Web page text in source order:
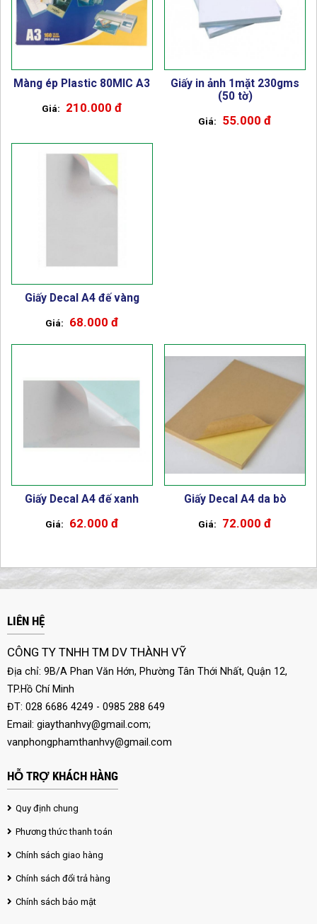
Màng ép Plastic 80MIC A3
210.000 đ
Giấy in ảnh 1mặt 230gms
(50 tờ)
55.000 đ
Giấy Decal A4 đế vàng
68.000 đ
Giấy Decal A4 đế xanh
62.000 đ
Giấy Decal A4 da bò
72.000 đ
LIÊN HỆ
CÔNG TY TNHH TM DV THÀNH VỸ
Địa chỉ: 9B/A Phan Văn Hớn, Phường Tân Thới Nhất, Quận 12,
TP.Hồ Chí Minh
ĐT: 028 6686 4249 - 0985 288 649
Email: giaythanhvy@gmail.com;
vanphongphamthanhvy@gmail.com
HỖ TRỢ KHÁCH HÀNG
Quy định chung
Phương thức thanh toán
Chính sách giao hàng
Chính sách đổi trả hàng
Chính sách bảo mật